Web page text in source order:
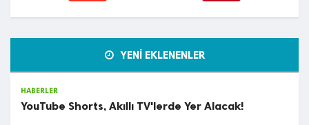
YENİ EKLENENLER
HABERLER
YouTube Shorts, Akıllı TV'lerde Yer Alacak!